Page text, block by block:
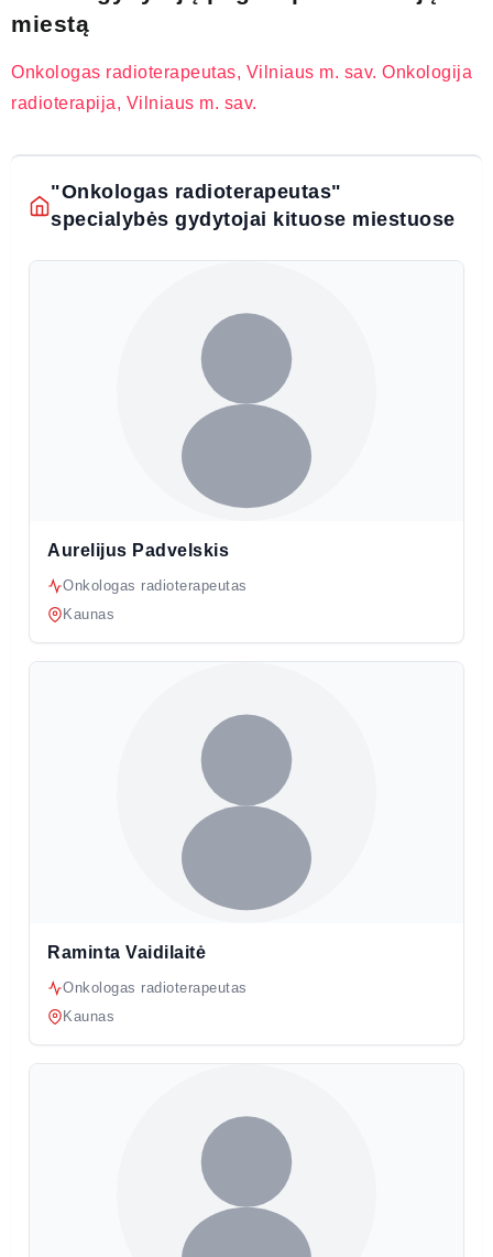
miestą
Onkologas radioterapeutas, Vilniaus m. sav. Onkologija
radioterapija, Vilniaus m. sav.
"Onkologas radioterapeutas"
specialybės gydytojai kituose miestuose
Aurelijus Padvelskis
Onkologas radioterapeutas
Kaunas
Raminta Vaidilaitė
Onkologas radioterapeutas
Kaunas